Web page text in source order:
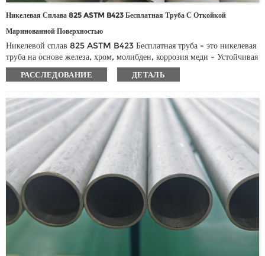
Никелевая Сплава 825 ASTM B423 Бесплатная Труба С Откойкой
Маринованной Поверхностью
Никелевой сплав 825 ASTM B423 Бесплатная труба - это никелевая
труба на основе железа, хром, молибден, коррозия меди - Устойчивая
сплав с превосходной кислотой и щелочной коррозионной
коррозионной резистентностью, особенно для обработки сильной
атронная кислота и гидрофурическая кислота.
РАССЛЕДОВАНИЕ ДЕТАЛЬ